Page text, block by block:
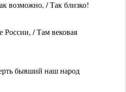
возможно, / Так близко!
России, / Там вековая
бывший наш народ